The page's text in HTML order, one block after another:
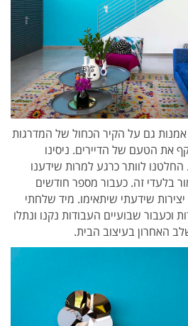
אמנות גם על הקיר הכחול של המדרגות
את הטעם של הדיירים. ניסינו
לוותר כרגע למרות שידענו
בלעדי זה. כעבור מספר חודשים
שידעתי שיתאימו. מיד שלחתי
וכעבור שבועיים העבודות נקנו ונתלו
האחרון בעיצוב הבית.